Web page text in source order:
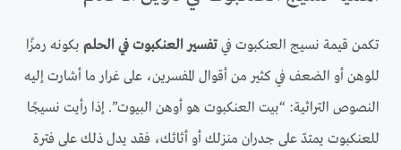
تكمن قيمة نسيج العنكبوت فيتفسير العنكبوت في الحلم بكونه رمزًا
للوهن أو الضعف في كثير من أقوال المفسرين، على غرار ما أشارت إليه
النصوص التراثية: “بيت العنكبوت هو أوهن البيوت”. إذا رأيت نسيجًا
للعنكبوت يمتدّ على جدران منزلك أو أثاثك، فقد يدل ذلك على فترة